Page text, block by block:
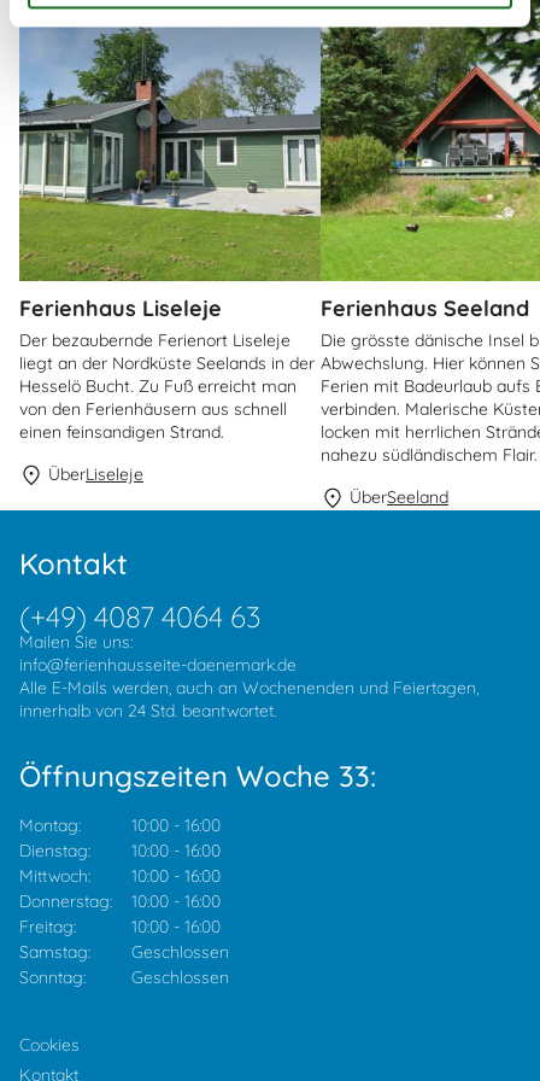
Ferienhaus Liseleje
Der bezaubernde Ferienort Liseleje
liegt an der Nordküste Seelands in der
Hesselö Bucht. Zu Fuß erreicht man
von den Ferienhäusern aus schnell
einen feinsandigen Strand.
ÜberLiseleje
Ferienhaus Seeland
Die grösste dänische Insel
Abwechslung. Hier können
Ferien mit Badeurlaub aufs
verbinden. Malerische
locken mit herrlichen
nahezu südländischem Flair.
ÜberSeeland
Kontakt
(+49) 4087 4064 63
Mailen Sie uns:
info@ferienhausseite-daenemark.de
Alle E-Mails werden, auch an Wochenenden und Feiertagen,
innerhalb von 24 Std. beantwortet.
Öffnungszeiten Woche 33:
Montag: 10:00 - 16:00
Dienstag:
10:00 - 16:00
Mittwoch:
10:00 - 16:00
Donnerstag:
10:00 - 16:00
Freitag:
10:00 - 16:00
Samstag:
Geschlossen
Sonntag:
Geschlossen
Cookies
Kontakt